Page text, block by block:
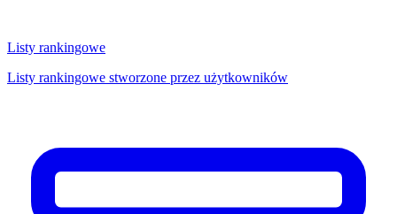
Listy rankingowe
Listy rankingowe stworzone przez użytkowników